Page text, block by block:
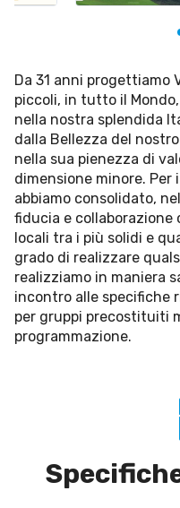
Da 31 anni progettiamo
piccoli, in tutto il
nella nostra splendida
dalla Bellezza del
nella sua pienezza di
dimensione minore.
abbiamo consolidato,
fiducia e
locali tra i più solidi e
grado di realizzare
realizziamo in maniera
incontro alle specifiche
per gruppi precostituiti
programmazione.